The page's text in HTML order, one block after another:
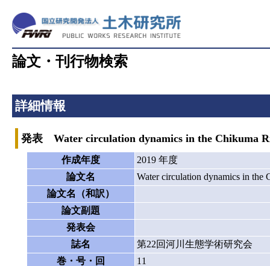
論文・刊行物検索
詳細情報
発表 Water circulation dynamics in the Chikuma
作成年度
2019 年度
論文名
Water circulation dynamics in the
論文名（和訳）
論文副題
発表会
誌名
第22回河川生態学術研究会
巻・号・回
11